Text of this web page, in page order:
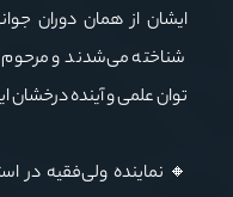
ایشان از همان دوران
شناخته می‌شدند و مرحوم
توان علمی و آینده
🔸نماینده ولی‌فقیه در